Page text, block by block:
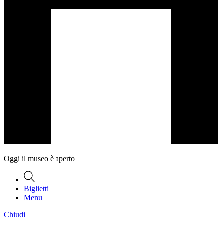
Oggi il museo è aperto
Biglietti
Menu
Chiudi